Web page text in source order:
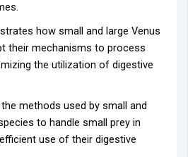
how small and large Venus
their mechanisms to process
the utilization of digestive
methods used by small and
to handle small prey in
use of their digestive